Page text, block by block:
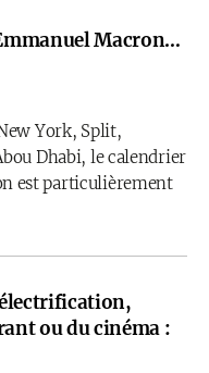
Macron…
York, Split,
Dhabi, le calendrier
est particulièrement
ou du cinéma :